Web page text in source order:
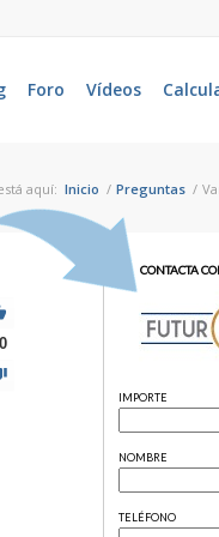
Foro Vídeos
aquí: Inicio / Preguntas /